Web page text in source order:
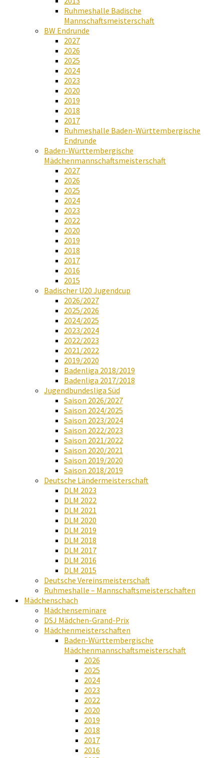
Ruhmeshalle Badische
Mannschaftsmeisterschaft
BW Endrunde
2027
2026
2025
2024
2023
2020
2019
2018
2017
Ruhmeshalle Baden-Württembergische
Endrunde
Baden-Württembergische
Mädchenmannschaftsmeisterschaft
2027
2026
2025
2024
2023
2022
2020
2019
2018
2017
2016
2015
Badischer U20 Jugendcup
2026/2027
2025/2026
2024/2025
2023/2024
2022/2023
2021/2022
2019/2020
Badenliga 2018/2019
Badenliga 2017/2018
Jugendbundesliga Süd
Saison 2026/2027
Saison 2024/2025
Saison 2023/2024
Saison 2022/2023
Saison 2021/2022
Saison 2020/2021
Saison 2019/2020
Saison 2018/2019
Deutsche Ländermeisterschaft
DLM 2023
DLM 2022
DLM 2021
DLM 2020
DLM 2019
DLM 2018
DLM 2017
DLM 2016
DLM 2015
Deutsche Vereinsmeisterschaft
Ruhmeshalle – Mannschaftsmeisterschaften
Mädchenschach
Mädchenseminare
DSJ Mädchen-Grand-Prix
Mädchenmeisterschaften
Baden-Württembergische
Mädchenmannschaftsmeisterschaft
2026
2025
2024
2023
2022
2020
2019
2018
2017
2016